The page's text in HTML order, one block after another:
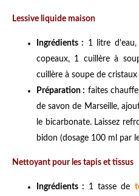
Lessive liquide maison
Ingrédients :
1 litre
copeaux, 1 cuillère à
cuillère à soupe de cristaux
Préparation : faites
de savon de Marseille,
le bicarbonate. Laissez
bidon (dosage 100 ml par
Nettoyant pour les tapis et tissus
Ingrédients : 1 tasse de